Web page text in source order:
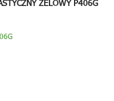
ŻELOWY P406G